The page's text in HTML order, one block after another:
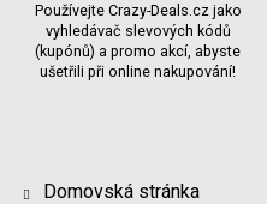
Používejte Crazy-Deals.cz jako
vyhledávač slevových kódů
(kupónů) a promo akcí, abyste
ušetřili při online nakupování!
Domovská stránka